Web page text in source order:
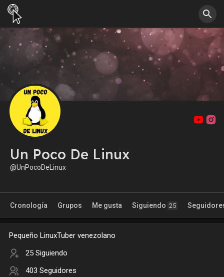
Un Poco De Linux
@UnPocoDeLinux
Cronología Grupos Me gusta Siguiendo 25
Pequeño LinuxTuber venezolano
25 Siguiendo
403 Seguidores